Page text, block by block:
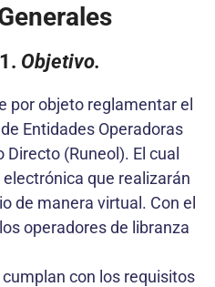
Objetivo.
por objeto reglamentar el
Entidades Operadoras
(Runeol). El cual
que realizarán
de manera virtual. Con el
operadores de libranza
con los requisitos